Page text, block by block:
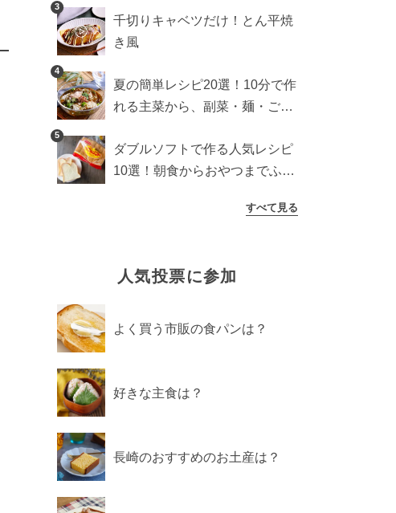
3
千切りキャベツだけ！とん平焼
き風
4
夏の簡単レシピ20選！10分で作
れる主菜から、副菜・麺・ごは
5
ダブルソフトで作る人気レシピ
10選！朝食からおやつまでふん
すべて見る
人気投票に参加
よく買う市販の食パンは？
好きな主食は？
長崎のおすすめのお土産は？